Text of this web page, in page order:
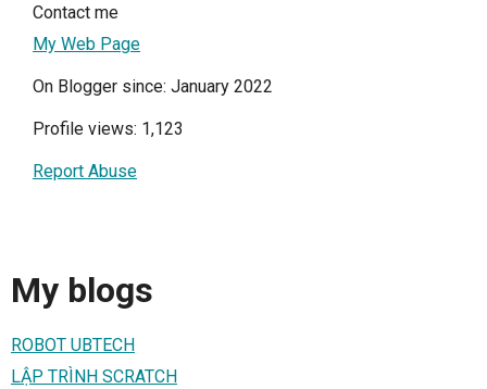
Contact me
My Web Page
On Blogger since: January 2022
Profile views: 1,123
Report Abuse
My blogs
ROBOT UBTECH
LẬP TRÌNH SCRATCH